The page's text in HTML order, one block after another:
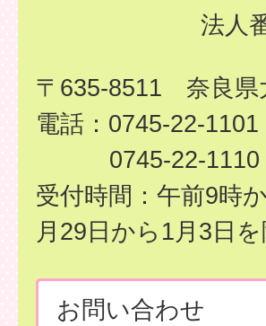
法人
〒635-8511 奈良県
電話：0745-22-1101
0745-22-
受付時間：午前9時
月29日から1月3日
お問い合わせ